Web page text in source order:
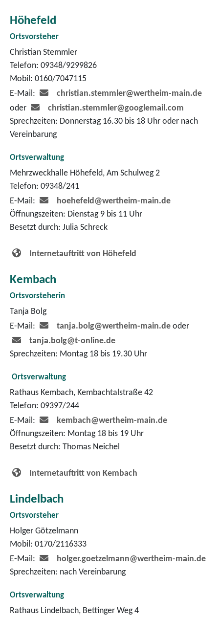
Höhefeld
Ortsvorsteher
Christian Stemmler
Telefon: 09348/9299826
Mobil: 0160/7047115
E-Mail:
christian.stemmler@wertheim-main.de
oder
christian.stemmler@googlemail.com
Sprechzeiten: Donnerstag 16.30 bis 18 Uhr oder nach
Vereinbarung
Ortsverwaltung
Mehrzweckhalle Höhefeld, Am Schulweg 2
Telefon: 09348/241
E-Mail:
hoehefeld@wertheim-main.de
Öffnungszeiten: Dienstag 9 bis 11 Uhr
Besetzt durch: Julia Schreck
Internetauftritt von Höhefeld
Kembach
Ortsvorsteherin
Tanja Bolg
E-Mail:
tanja.bolg@wertheim-main.de oder
tanja.bolg@t-online.de
Sprechzeiten: Montag 18 bis 19.30 Uhr
Ortsverwaltung
Rathaus Kembach, Kembachtalstraße 42
Telefon: 09397/244
E-Mail:
kembach@wertheim-main.de
Öffnungszeiten: Montag 18 bis 19 Uhr
Besetzt durch: Thomas Neichel
Internetauftritt von Kembach
Lindelbach
Ortsvorsteher
Holger Götzelmann
Mobil: 0170/2116333
E-Mail:
holger.goetzelmann@wertheim-main.de
Sprechzeiten: nach Vereinbarung
Ortsverwaltung
Rathaus Lindelbach, Bettinger Weg 4